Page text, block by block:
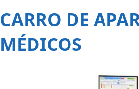
CARRO DE
MÉDICOS